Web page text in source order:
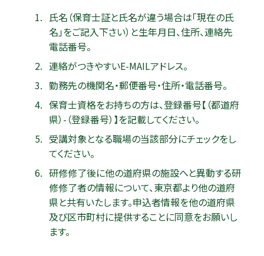
氏名（保育士証と氏名が違う場合は「現在の氏
名」をご記入下さい）と生年月日、住所、連絡先
電話番号。
連絡がつきやすいE-MAILアドレス。
勤務先の機関名・郵便番号・住所・電話番号。
保育士資格をお持ちの方は、登録番号【（都道府
県）-（登録番号）】を記載してください。
受講対象となる職場の当該部分にチェックをし
てください。
研修修了後に他の道府県の施設へと異動する研
修修了者の情報について、東京都より他の道府
県と共有いたします。申込者情報を他の道府県
及び区市町村に提供することに同意をお願いし
ます。